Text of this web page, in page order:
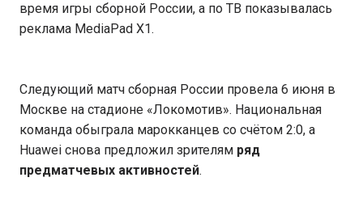
время игры сборной России, а по ТВ показывалась
реклама MediaPad X1.
Следующий матч сборная России провела 6 июня в
Москве на стадионе «Локомотив». Национальная
команда обыграла марокканцев со счётом 2:0, а
Huawei снова предложил зрителям ряд
предматчевых активностей.